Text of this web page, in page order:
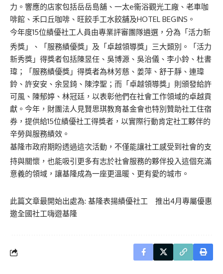
力。響應的店家包括岳岳島舖、一太e衞浴觀光工廠、老車咖
啡館、禾口丘咖啡、旺餃手工水餃舖及HOTEL BEGINS。
今年度15位績優社工人員由專業評審團隊遴選，分為「活力新
秀獎」、「服務績優獎」及「卓越領導獎」三大類別。「活力
新秀獎」得獎者包括陳昱任、吳博源、吳治儀、李小鈴、杜書
瑋；「服務績優獎」得獎者為林芳慈、姜萍、舒于靜、連瑋
鈴、許安安、余昱錡、陳浡聖；而「卓越領導獎」則頒發給許
可風、陳郁婷、林冠廷，以表彰他們在社會工作領域的卓越貢
獻。今年，財團法人見賢思琪教育基金會也特別贊助社工住宿
券，提供給15位績優社工得獎者，以實際行動肯定社工夥伴的
辛勞與服務績效。
基隆市政府期盼透過這次活動，不僅能讓社工感受到社會的支
持與關懷，也能吸引更多有志於社會服務的夥伴投入這個充滿
意義的領域，讓基隆成為一座更溫暖、更有愛的城市。
此篇文章最開始出處為: 基隆表揚績優社工 推出4月專屬優惠
邀全國社工嗨遊基隆